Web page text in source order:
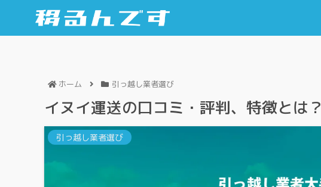
ホーム 引っ越し業者選び
イヌイ運送の口コミ・評判、特徴とは？
引っ越し業者選び